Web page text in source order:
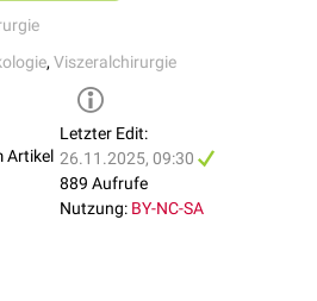
, Viszeralchirurgie
Artikel
Letzter Edit:
26.11.2025, 09:30
889 Aufrufe
Nutzung: BY-NC-SA